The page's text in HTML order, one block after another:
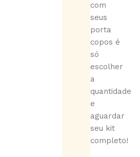
com
seus
porta
copos é
só
escolher
a
quantidade
e
aguardar
seu kit
completo!